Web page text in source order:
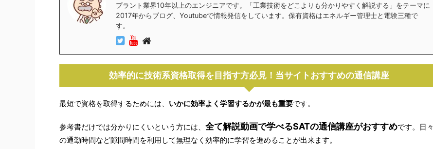
プラント業界10年以上のエンジニアです。「工業技術をどこよりも分かりやすく解説する」をテーマに
2017年からブログ、Youtubeで情報発信をしています。保有資格はエネルギー管理士と電験三種で
す。
効率的に技術系資格取得を目指す方必見！当サイトおすすめの通信講座
最短で資格を取得するためには、 いかに効率よく学習するかが最も重要です。
参考書だけでは分かりにくいという方には、 全て解説動画で学べるSATの通信講座がおすすめです。日々
の通勤時間など隙間時間を利用して無理なく効率的に学習を進めることが出来ます。